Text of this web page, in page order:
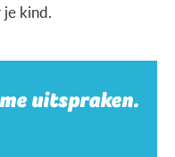
kind.
uitspraken.